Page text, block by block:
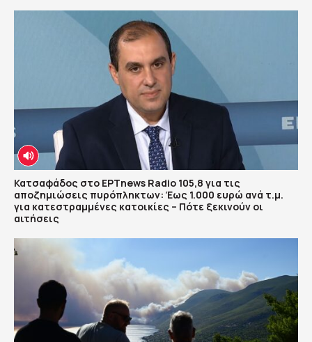
Κατσαφάδος στο ΕΡΤnews Radio 105,8 για τις
αποζημιώσεις πυρόπληκτων: Έως 1.000 ευρώ ανά τ.μ.
για κατεστραμμένες κατοικίες – Πότε ξεκινούν οι
αιτήσεις